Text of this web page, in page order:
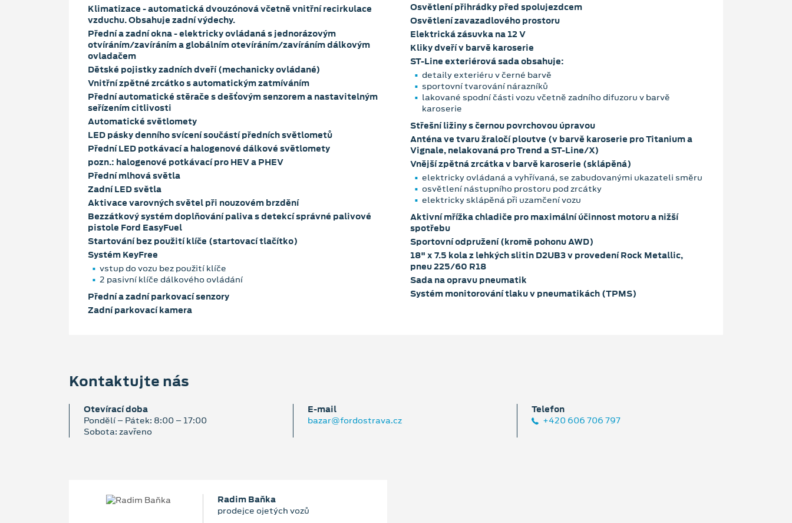
Klimatizace - automatická dvouzónová včetně vnitřní recirkulace
vzduchu. Obsahuje zadní výdechy.
Přední a zadní okna - elektricky ovládaná s jednorázovým
otvíráním/zavíráním a globálním otevíráním/zavíráním dálkovým
ovladačem
Dětské pojistky zadních dveří (mechanicky ovládané)
Vnitřní zpětné zrcátko s automatickým zatmíváním
Přední automatické stěrače s dešťovým senzorem a nastavitelným
seřízením citlivosti
Automatické světlomety
LED pásky denního svícení součástí předních světlometů
Přední LED potkávací a halogenové dálkové světlomety
pozn.: halogenové potkávací pro HEV a PHEV
Přední mlhová světla
Zadní LED světla
Aktivace varovných světel při nouzovém brzdění
Bezzátkový systém doplňování paliva s detekcí správné palivové
pistole Ford EasyFuel
Startování bez použití klíče (startovací tlačítko)
Systém KeyFree
vstup do vozu bez použití klíče
2 pasivní klíče dálkového ovládání
Přední a zadní parkovací senzory
Zadní parkovací kamera
Osvětlení přihrádky před spolujezdcem
Osvětlení zavazadlového prostoru
Elektrická zásuvka na 12 V
Kliky dveří v barvě karoserie
ST-Line exteriérová sada obsahuje:
detaily exteriéru v černé barvě
sportovní tvarování nárazníků
lakované spodní části vozu včetně zadního difuzoru v barvě
karoserie
Střešní ližiny s černou povrchovou úpravou
Anténa ve tvaru žraločí ploutve (v barvě karoserie pro Titanium a
Vignale, nelakovaná pro Trend a ST-Line/X)
Vnější zpětná zrcátka v barvě karoserie (sklápěná)
elektricky ovládaná a vyhřívaná, se zabudovanými ukazateli směru
osvětlení nástupního prostoru pod zrcátky
elektricky sklápěná při uzamčení vozu
Aktivní mřížka chladiče pro maximální účinnost motoru a nižší
spotřebu
Sportovní odpružení (kromě pohonu AWD)
18" x 7.5 kola z lehkých slitin D2UB3 v provedení Rock Metallic,
pneu 225/60 R18
Sada na opravu pneumatik
Systém monitorování tlaku v pneumatikách (TPMS)
Kontaktujte nás
Otevírací doba
Pondělí – Pátek: 8:00 – 17:00
Sobota: zavřeno
E‑mail
bazar@fordostrava.cz
Telefon
+420 606 706 797
Radim Baňka
prodejce ojetých vozů